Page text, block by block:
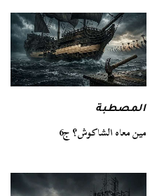
المصطبة
مين معاه الشاكوش؟ ج6